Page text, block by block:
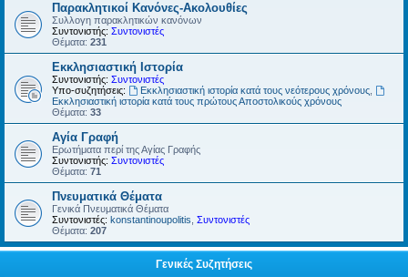
Παρακλητικοί Κανόνες-Ακολουθίες
Συλλογη παρακλητικών κανόνων
Συντονιστής: Συντονιστές
Θέματα: 231
Εκκλησιαστική Ιστορία
Συντονιστής: Συντονιστές
Υπο-συζητήσεις:
Εκκλησιαστική ιστορία κατά τους νεότερους χρόνους,
Εκκλησιαστική ιστορία κατά τους πρώτους Αποστολικούς χρόνους
Θέματα: 33
Αγία Γραφή
Ερωτήματα περί της Αγίας Γραφής
Συντονιστής: Συντονιστές
Θέματα: 71
Πνευματικά Θέματα
Γενικά Πνευματικά Θέματα
Συντονιστές: konstantinoupolitis Συντονιστές
Θέματα: 207
Γενικές Συζητήσεις